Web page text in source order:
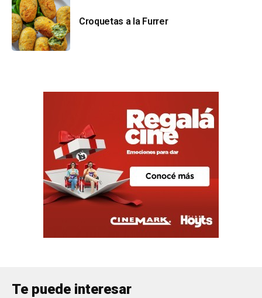
Croquetas a la Furrer
Te puede interesar